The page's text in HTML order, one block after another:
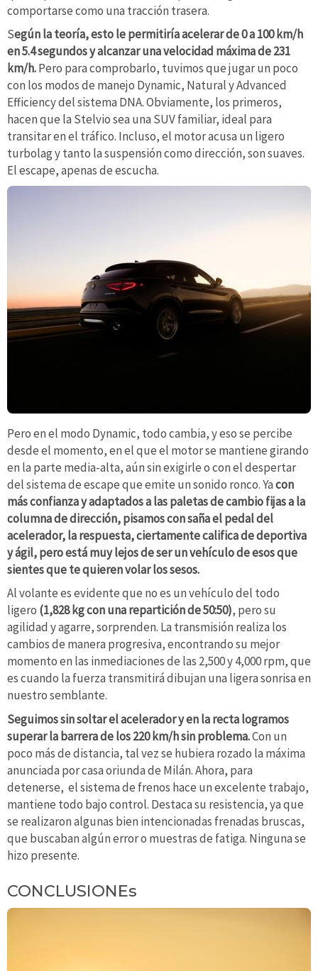
comportarse como una tracción trasera.
Según la teoría, esto le permitiría acelerar de 0 a 100 km/h
en 5.4 segundos y alcanzar una velocidad máxima de 231
km/h.Pero para comprobarlo, tuvimos que jugar un poco
con los modos de manejo Dynamic, Natural y Advanced
Efficiency del sistema DNA. Obviamente, los primeros,
hacen que la Stelvio sea una SUV familiar, ideal para
transitar en el tráfico. Incluso, el motor acusa un ligero
turbolag y tanto la suspensión como dirección, son suaves.
El escape, apenas de escucha.
Pero en el modo Dynamic, todo cambia, y eso se percibe
desde el momento, en el que el motor se mantiene girando
en la parte media-alta, aún sin exigirle o con el despertar
del sistema de escape que emite un sonido ronco. Yacon
más confianza y adaptados a las paletas de cambio fijas a la
columna de dirección, pisamos con saña el pedal del
acelerador, la respuesta, ciertamente califica de deportiva
y ágil, pero está muy lejos de ser un vehículo de esos que
sientes que te quieren volar los sesos.
Al volante es evidente que no es un vehículo del todo
ligero (1,828 kg con una repartición de 50:50), pero su
agilidad y agarre, sorprenden. La transmisión realiza los
cambios de manera progresiva, encontrando su mejor
momento en las inmediaciones de las 2,500 y 4,000 rpm, que
es cuando la fuerza transmitirá dibujan una ligera sonrisa en
nuestro semblante.
Seguimos sin soltar el acelerador y en la recta logramos
superar la barrera de los 220 km/h sin problema.Con un
poco más de distancia, tal vez se hubiera rozado la máxima
anunciada por casa oriunda de Milán. Ahora, para
detenerse, el sistema de frenos hace un excelente trabajo,
mantiene todo bajo control. Destaca su resistencia, ya que
se realizaron algunas bien intencionadas frenadas bruscas,
que buscaban algún error o muestras de fatiga. Ninguna se
hizo presente.
CONCLUSIONEs